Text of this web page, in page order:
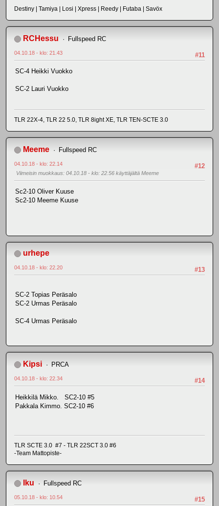
Destiny | Tamiya | Losi | Xpress | Reedy | Futaba | Savöx
RCHessu Fullspeed RC
#11
04.10.18 - klo: 21.43
SC-4 Heikki Vuokko
SC-2 Lauri Vuokko
TLR 22X-4, TLR 22 5.0, TLR 8ight XE, TLR TEN-SCTE 3.0
Meeme Fullspeed RC
#12
04.10.18 - klo: 22.14
Viimeisin muokkaus: 04.10.18 - klo: 22.56 käyttäjältä Meeme
Sc2-10 Oliver Kuuse
Sc2-10 Meeme Kuuse
urhepe
#13
04.10.18 - klo: 22.20
SC-2 Topias Peräsalo
SC-2 Urmas Peräsalo
SC-4 Urmas Peräsalo
Kipsi PRCA
#14
04.10.18 - klo: 22.34
Heikkilä Mikko. SC2-10 #5
Pakkala Kimmo. SC2-10 #6
TLR SCTE 3.0 #7 - TLR 22SCT 3.0 #6
-Team Mattopiste-
Iku Fullspeed RC
#15
05.10.18 - klo: 10.54